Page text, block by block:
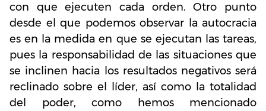
con que ejecuten cada orden. Otro punto
desde el que podemos observar la autocracia
es en la medida en que se ejecutan las tareas,
pues la responsabilidad de las situaciones que
se inclinen hacia los resultados negativos será
reclinado sobre el líder, así como la totalidad
del poder, como hemos mencionado